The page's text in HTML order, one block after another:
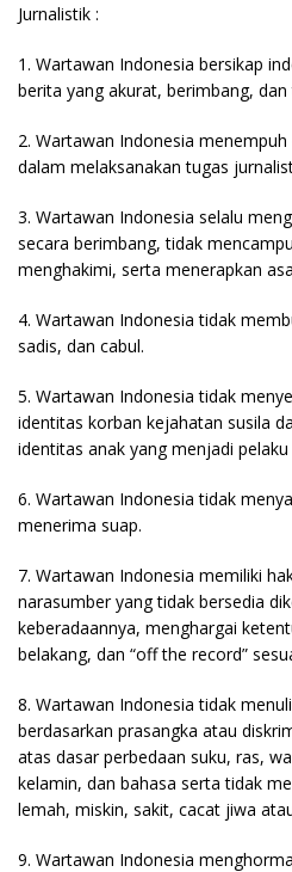
Jurnalistik :
1. Wartawan Indonesia bersikap
berita yang akurat, berimbang,
2. Wartawan Indonesia
dalam melaksanakan tugas
3. Wartawan Indonesia selalu
secara berimbang, tidak
menghakimi, serta menerapkan
4. Wartawan Indonesia tidak
sadis, dan cabul.
5. Wartawan Indonesia tidak
identitas korban kejahatan susila
identitas anak yang menjadi
6. Wartawan Indonesia tidak
menerima suap.
7. Wartawan Indonesia memiliki
narasumber yang tidak bersedia
keberadaannya, menghargai
belakang, dan “off the record”
8. Wartawan Indonesia tidak
berdasarkan prasangka atau
atas dasar perbedaan suku, ras,
kelamin, dan bahasa serta tidak
lemah, miskin, sakit, cacat jiwa
9. Wartawan Indonesia